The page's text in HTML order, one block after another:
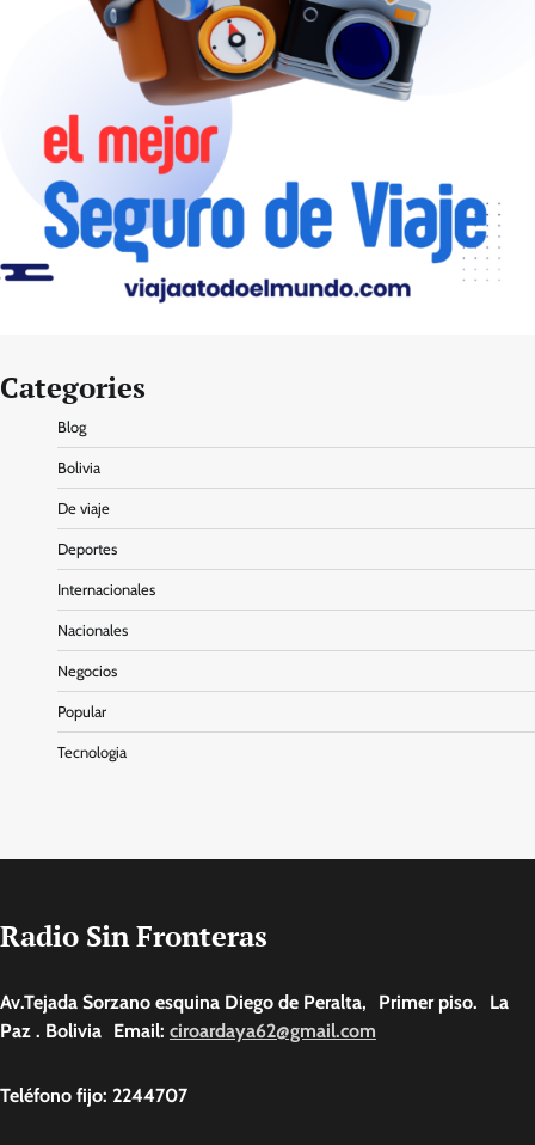
Categories
Blog
Bolivia
De viaje
Deportes
Internacionales
Nacionales
Negocios
Popular
Tecnologia
Radio Sin Fronteras
Av.Tejada Sorzano esquina Diego de Peralta, Primer piso. La
Paz . Bolivia Email: ciroardaya62@gmail.com
Teléfono fijo: 2244707